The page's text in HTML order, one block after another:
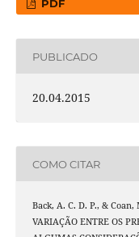
PDF
PUBLICADO
20.04.2015
COMO CITAR
Back, A. C. D. P., & Coan,
VARIAÇÃO ENTRE OS